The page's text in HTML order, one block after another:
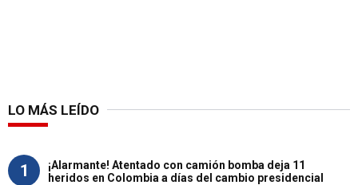
LO MÁS LEÍDO
1
¡Alarmante! Atentado con camión bomba deja 11
heridos en Colombia a días del cambio presidencial